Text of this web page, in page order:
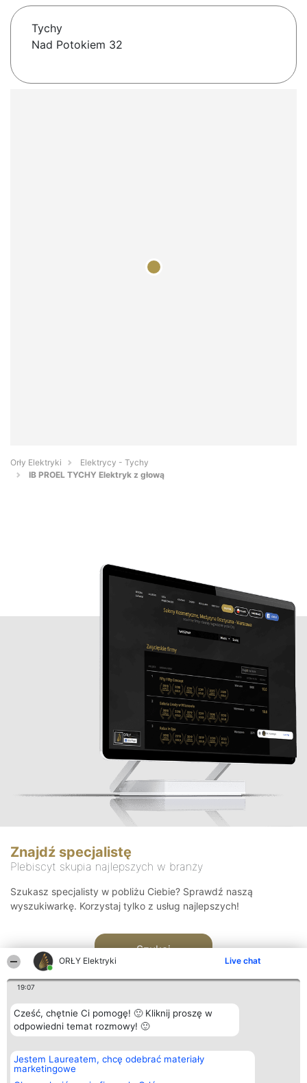
ORŁY Elektryki Live chat
19:07
Cześć, chętnie Ci pomogę! 🙂 Kliknij proszę w
odpowiedni temat rozmowy! 🙂
Jestem Laureatem, chcę odebrać materiały
marketingowe
Tychy
Nad Potokiem 32
Orły Elektryki
Elektrycy - Tychy
IB PROEL TYCHY Elektryk z głową
Znajdź specjalistę
Plebiscyt skupia najlepszych w branży
Szukasz specjalisty w pobliżu Ciebie? Sprawdź naszą
wyszukiwarkę. Korzystaj tylko z usług najlepszych!
Szukaj
Organizator plebiscytu
Bright Side Solutions sp. z o.
o. sp. k.
ul. Ruska 22
Plebiscyt
Laureaci
wszystkich
Kontakt
Kontakt